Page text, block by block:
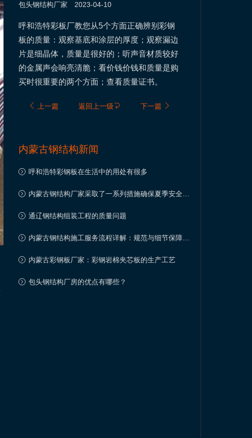
包头钢结构厂家 2023-04-10
呼和浩特彩板厂教您从5个方面正确辨别彩钢
板的质量：观察基底和涂层的厚度；观察漏边
片是细晶体，质量是很好的；听声音材质较好
的金属声会响亮清脆；看价钱价钱和质量是购
买时很重要的两个方面；查看质量证书。
上一篇 返回上一级 下一篇
内蒙古钢结构新闻
呼和浩特彩钢板在生活中的用处有很多
内蒙古钢结构厂家采取了一系列措施确保夏季安全生
通辽钢结构组装工程的质量问题
内蒙古钢结构施工服务流程详解：规范与细节保障工
内蒙古彩钢板厂家：彩钢岩棉夹芯板的生产工艺
包头钢结构厂房的优点有哪些？